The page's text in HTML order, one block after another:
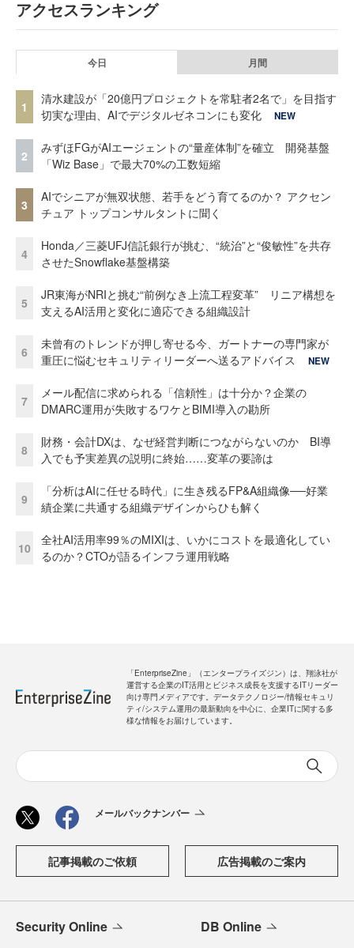
アクセスランキング
今日 月間
1
清水建設が「20億円プロジェクトを常駐者2名で」を目指す
切実な理由、AIでデジタルゼネコンにも変化
NEW
2
みずほFGがAIエージェントの“量産体制”を確立 開発基盤
「Wiz Base」で最大70%の工数短縮
3
AIでシニアが無双状態、若手をどう育てるのか？ アクセン
チュア トップコンサルタントに聞く
4
Honda／三菱UFJ信託銀行が挑む、“統治”と“俊敏性”を共存
させたSnowflake基盤構築
5
JR東海がNRIと挑む“前例なき上流工程変革” リニア構想を
支えるAI活用と変化に適応できる組織設計
6
未曾有のトレンドが押し寄せる今、ガートナーの専門家が
重圧に悩むセキュリティリーダーへ送るアドバイス
NEW
7
メール配信に求められる「信頼性」は十分か？企業の
DMARC運用が失敗するワケとBIMI導入の勘所
8
財務・会計DXは、なぜ経営判断につながらないのか BI導
入でも予実差異の説明に終始……変革の要諦は
9
「分析はAIに任せる時代」に生き残るFP&A組織像──好業
績企業に共通する組織デザインからひも解く
10
全社AI活用率99％のMIXIは、いかにコストを最適化してい
るのか？CTOが語るインフラ運用戦略
「EnterpriseZine」（エンタープライズジン）は、翔泳社が
運営する企業のIT活用とビジネス成長を支援するITリーダー
向け専門メディアです。データテクノロジー/情報セキュリ
ティ/システム運用の最新動向を中心に、企業ITに関する多
様な情報をお届けしています。
メールバックナンバー
記事掲載のご依頼 広告掲載のご案内
Security Online DB Online